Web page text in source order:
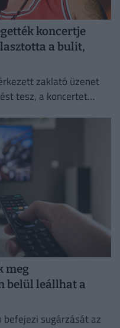
koncertje
a bulit,
zaklató üzenet
tesz, a koncertet
meg
belül leállhat a
sugárzását az